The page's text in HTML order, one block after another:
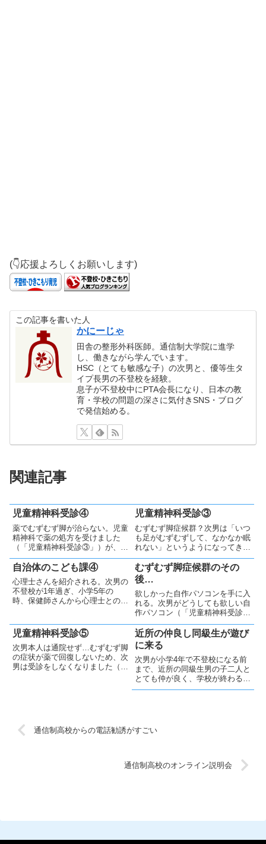
(👇応援よろしくお願いします)
この記事を書いた人
かにーじゃ
田舎の整形外科医師。通信制大学院に進学
し、働きながら学んでいます。
HSC（とても敏感な子）の次男と、優等生タ
イプ長男の不登校を経験。
息子が不登校中にPTA会長になり、日本の教
育・学校の問題の深さに気付きSNS・ブログ
で発信始める。
関連記事
児童精神科受診④
薬でむずむず脚が治らない。児童
精神科で薬の処方を受けました
（「児童精神科受診③」）が、次
男のむずむず脚は良くならず、服
用も中断してしまいました。その
り、再び妻だけが行くようになり
ました。「改善しないなら行きた
く...
児童精神科受診③
むずむず脚症候群？次男は「いつ
も足がむずむずして、なかなか眠
れない」というようになってきま
した。不登校になって1年過ぎた
頃の小学5年時です。調べてみる
と「むずむず脚症候群」とか「レ
ストレスレッグス(restless legs)
症候群」に当て...
自治体のこども課④
心理士さんを紹介される。次男の
不登校が1年過ぎ、小学5年の
時、保健師さんから心理士との面
す。少し不安はありながらも、妻
は心理士さんとの面談予約を取り
ました。本来は「息子が面談を受
ける...
むずむず脚症候群のその
後…
欲しかった自作パソコンを手に入
れる。次男がどうしても欲しい自
作パソコン（「児童精神科受診
④」）をネット通販で注文しまし
た。パーツはすべて次男が調べ
て、よく考えた上で選びました。
頼んでもすべてがそろうのには少
し時間がかかります。私が帰宅す
るた...
児童精神科受診⑤
次男本人は通院せず…むずむず脚
の症状が薬で回復しないため、次
男は受診をしなくなりました（過
なって...
近所の仲良し同級生が遊び
に来る
次男が小学4年で不登校になる前
まで、近所の同級生男の子二人と
とても仲が良く、学校が終わると
3人のうちの誰かの家に直接行っ
てからも、その男の子二人は学
校...
通信制高校からの電話勧誘がすごい
通信制高校のオンライン説明会